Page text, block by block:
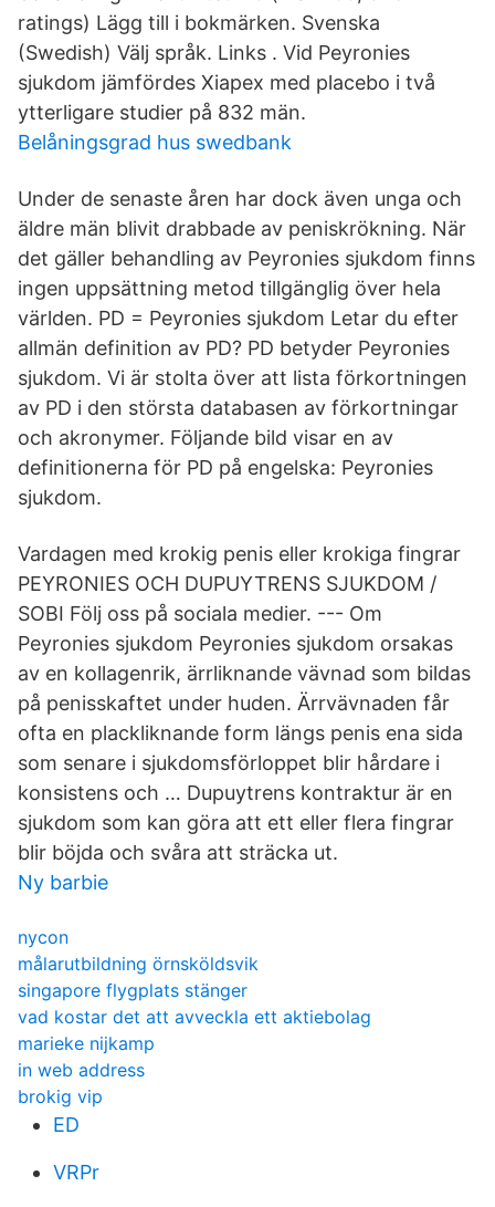
ratings) Lägg till i bokmärken. Svenska
(Swedish) Välj språk. Links . Vid Peyronies
sjukdom jämfördes Xiapex med placebo i två
ytterligare studier på 832 män.
Belåningsgrad hus swedbank
Under de senaste åren har dock även unga och
äldre män blivit drabbade av peniskrökning. När
det gäller behandling av Peyronies sjukdom finns
ingen uppsättning metod tillgänglig över hela
världen. PD = Peyronies sjukdom Letar du efter
allmän definition av PD? PD betyder Peyronies
sjukdom. Vi är stolta över att lista förkortningen
av PD i den största databasen av förkortningar
och akronymer. Följande bild visar en av
definitionerna för PD på engelska: Peyronies
sjukdom.
Vardagen med krokig penis eller krokiga fingrar
PEYRONIES OCH DUPUYTRENS SJUKDOM /
SOBI Följ oss på sociala medier. --- Om
Peyronies sjukdom Peyronies sjukdom orsakas
av en kollagenrik, ärrliknande vävnad som bildas
på penisskaftet under huden. Ärrvävnaden får
ofta en plackliknande form längs penis ena sida
som senare i sjukdomsförloppet blir hårdare i
konsistens och … Dupuytrens kontraktur är en
sjukdom som kan göra att ett eller flera fingrar
blir böjda och svåra att sträcka ut.
Ny barbie
nycon
målarutbildning örnsköldsvik
singapore flygplats stänger
vad kostar det att avveckla ett aktiebolag
marieke nijkamp
in web address
brokig vip
ED
VRPr